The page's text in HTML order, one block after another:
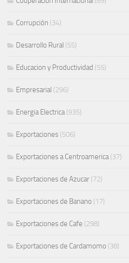
Corrupción (34)
Desarrollo Rural (55)
Educacion y Productividad (55)
Empresarial (296)
Energia Electrica(935)
Exportaciones (506)
Exportaciones a Centroamerica(37)
Exportaciones de Azucar (72)
Exportaciones de Banano (17)
Exportaciones de Cafe (298)
Exportaciones de Cardamomo (38)